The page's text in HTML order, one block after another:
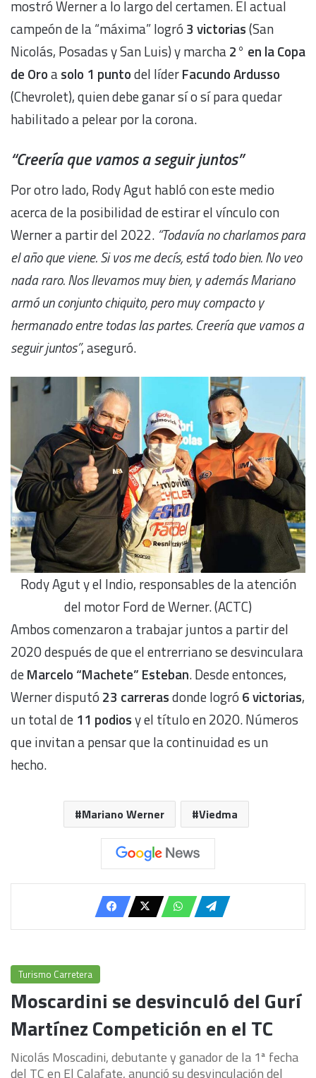
mostró Werner a lo largo del certamen. El actual
campeón de la “máxima” logró 3 victorias(San
Nicolás, Posadas y San Luis) y marcha2° en la Copa
de Oroasolo 1 puntodel líderFacundo Ardusso
(Chevrolet), quien debe ganar sí o sí para quedar
habilitado a pelear por la corona.
“Creería que vamos a seguir juntos”
Por otro lado, Rody Agut habló con este medio
acerca de la posibilidad de estirar el vínculo con
Werner a partir del 2022. “Todavía no charlamos para
el año que viene. Si vos me decís, está todo bien. No veo
nada raro. Nos llevamos muy bien, y además Mariano
armó un conjunto chiquito, pero muy compacto y
hermanado entre todas las partes. Creería que vamos a
seguir juntos”, aseguró.
Rody Agut y el Indio, responsables de la atención
del motor Ford de Werner. (ACTC)
Ambos comenzaron a trabajar juntos a partir del
2020 después de que el entrerriano se desvinculara
deMarcelo “Machete” Esteban. Desde entonces,
Werner disputó 23 carrerasdonde logró 6 victorias,
un total de 11 podiosy el título en 2020. Números
que invitan a pensar que la continuidad es un
hecho.
Mariano Werner Viedma